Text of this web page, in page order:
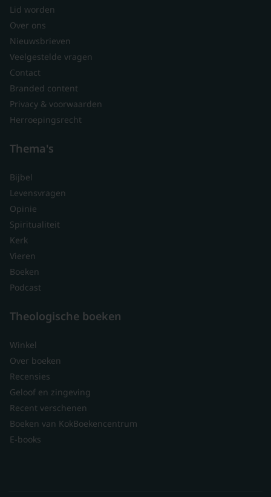
Lid worden
Over ons
Nieuwsbrieven
Veelgestelde vragen
Contact
Branded content
Privacy & voorwaarden
Herroepingsrecht
Thema's
Bijbel
Levensvragen
Opinie
Spiritualiteit
Kerk
Vieren
Boeken
Podcast
Theologische boeken
Winkel
Over boeken
Recensies
Geloof en zingeving
Recent verschenen
Boeken van KokBoekencentrum
E-books